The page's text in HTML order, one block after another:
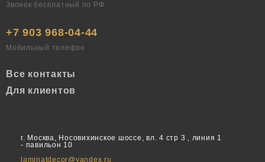
Звонок бесплатный по РФ
+7 903 968-04-44
Мобильный телефон
Все контакты
Для клиентов
г. Москва, Носовихинское шоссе, вл. 4 стр 3 , линия 1
- павильон 10
laminatdecor@yandex.ru